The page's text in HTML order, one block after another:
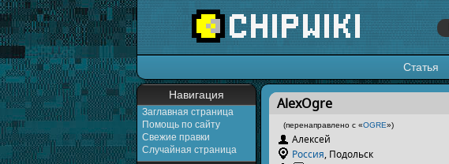
Статья
Навигация
Заглавная страница
Помощь по сайту
Свежие правки
Случайная страница
Перейти к:навигация,поиск
AlexOgre
(перенаправлено с «OGRE»)
Алексей
Россия, Подольск